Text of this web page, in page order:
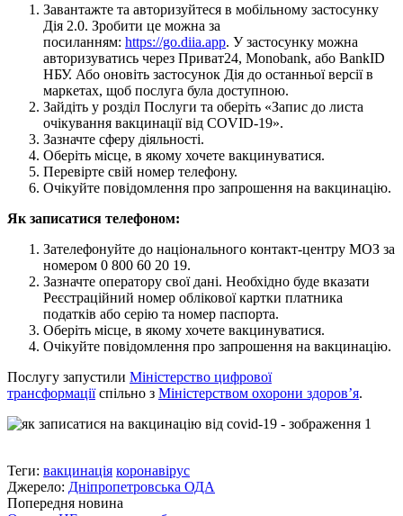
Завантажте та авторизуйтеся в мобільному застосунку
Дія 2.0. Зробити це можна за
посиланням: https://go.diia.app. У застосунку можна
авторизуватись через Приват24, Monobank, або BankID
НБУ. Або оновіть застосунок Дія до останньої версії в
маркетах, щоб послуга була доступною.
Зайдіть у розділ Послуги та оберіть «Запис до листа
очікування вакцинації від COVID-19».
Зазначте сферу діяльності.
Оберіть місце, в якому хочете вакцинуватися.
Перевірте свій номер телефону.
Очікуйте повідомлення про запрошення на вакцинацію.
Як записатися телефоном:
Зателефонуйте до національного контакт-центру МОЗ за
номером 0 800 60 20 19.
Зазначте оператору свої дані. Необхідно буде вказати
Реєстраційний номер облікової картки платника
податків або серію та номер паспорта.
Оберіть місце, в якому хочете вакцинуватися.
Очікуйте повідомлення про запрошення на вакцинацію.
Послугу запустили Міністерство цифрової
трансформаціїспільно з Міністерством охорони здоров’я.
Теги: вакцинація коронавірус
Джерело: Дніпропетровська ОДА
Попередня новина